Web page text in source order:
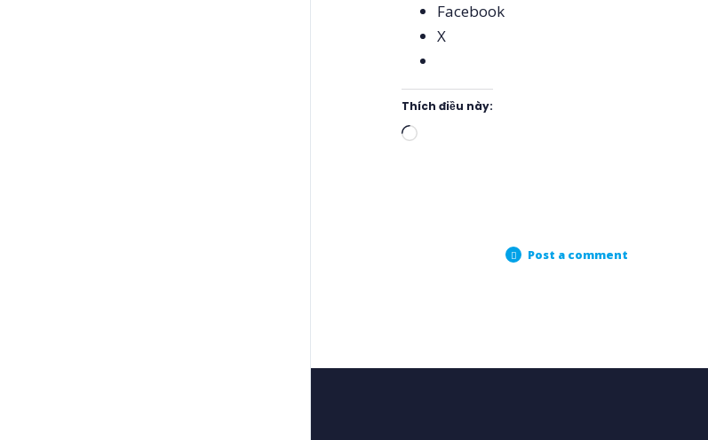
Facebook
X
Thích điều này:
Đang
Post a comment